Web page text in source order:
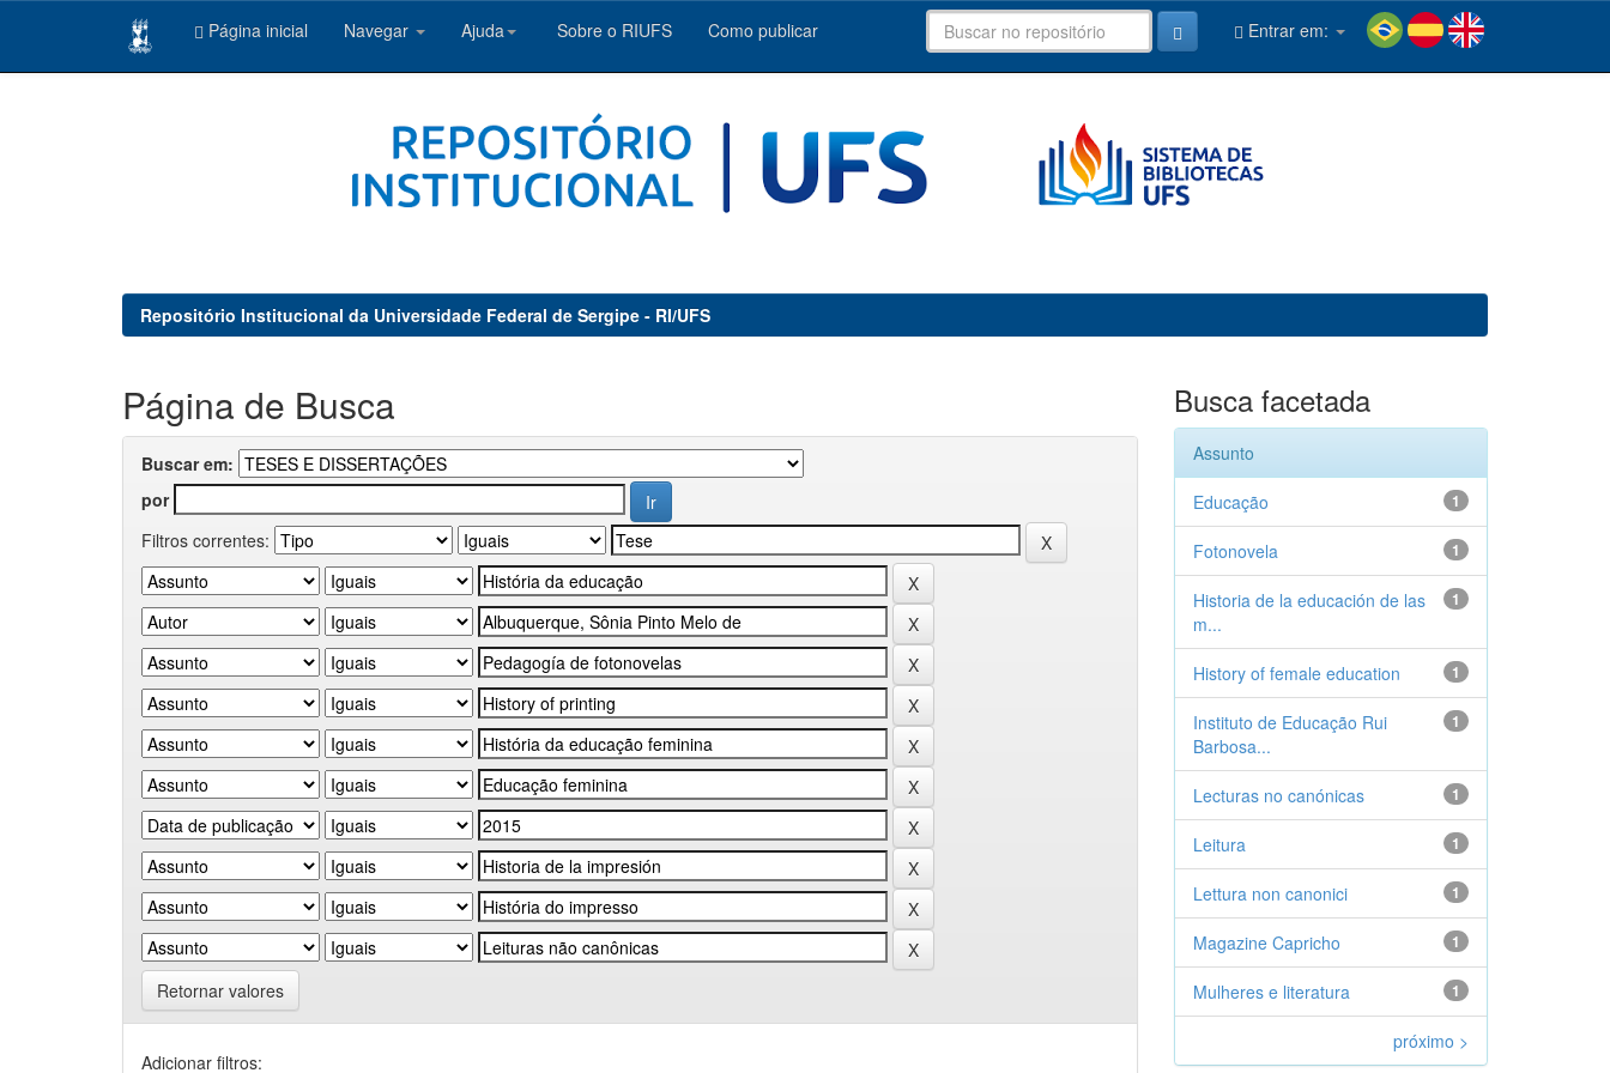
Página inicial Navegar Ajuda Sobre o RIUFS Como publicar Entrar em:
Repositório Institucional da Universidade Federal de Sergipe - RI/UFS
Página de Busca
Buscar em:
por
Filtros correntes:
Retornar valores
Adicionar filtros:
Busca facetada
Assunto
1
Educação
1
Fotonovela
1
Historia de la educación de las
m...
1
History of female education
1
Instituto de Educação Rui
Barbosa...
1
Lecturas no canónicas
1
Leitura
1
Lettura non canonici
1
Magazine Capricho
1
Mulheres e literatura
próximo >